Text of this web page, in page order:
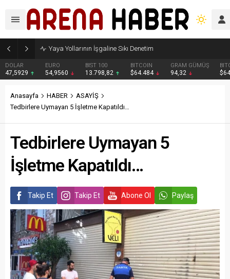
Yaya Yollarının İşgaline Sıkı Denetim
DOLAR
47,5929
EURO
54,9560
BIST 100
13.798,82
BITCOIN
$64.484
GRAM GÜMÜŞ
94,32
Anasayfa HABER
ASAYİŞ
Tedbirlere Uymayan 5 İşletme Kapatıldı…
Tedbirlere Uymayan 5
İşletme Kapatıldı…
Takip Et Takip Et Abone Ol Paylaş